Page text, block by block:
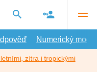
Numerický model
zítra i tropickými